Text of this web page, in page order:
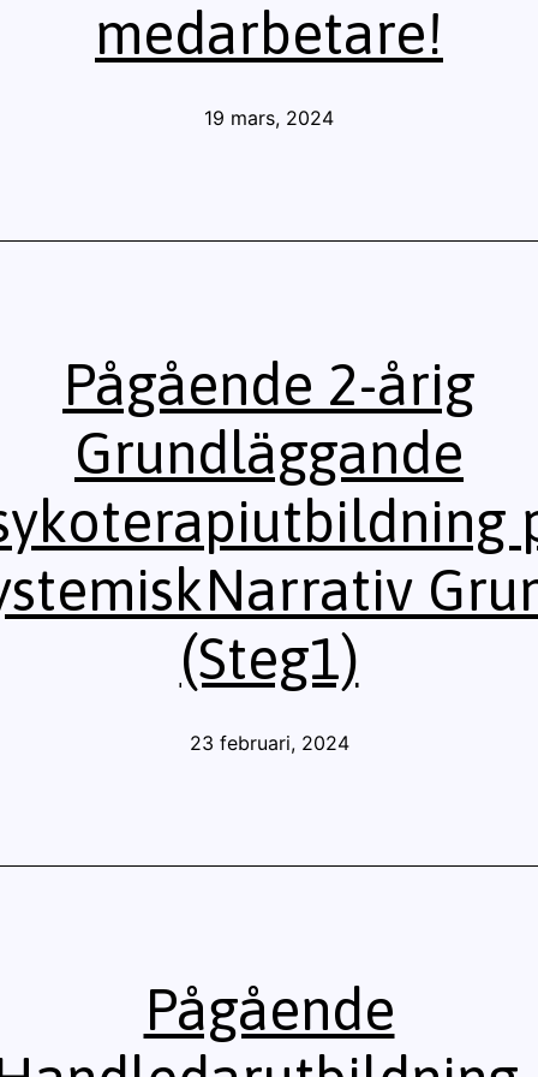
medarbetare!
Publicerat
19 mars, 2024
Pågående 2-årig
Grundläggande
(Steg1)
Publicerat
23 februari, 2024
Pågående